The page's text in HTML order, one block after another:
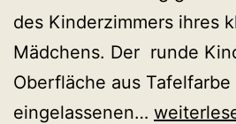
des Kinderzimmers ihres
Mädchens. Der runde
Oberfläche aus
eingelassenen… Alvar